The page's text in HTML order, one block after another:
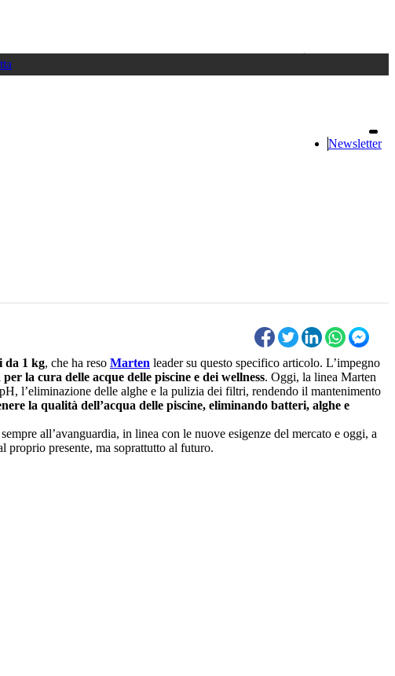
Accedioppure registrati
Newsletter
da 1 kg, che ha reso Marten leader su questo specifico articolo. L’impegno
la cura delle acque delle piscine e dei wellness. Oggi, la linea Marten
l’eliminazione delle alghe e la pulizia dei filtri, rendendo il mantenimento
la qualità dell’acqua delle piscine, eliminando batteri, alghe e
all’avanguardia, in linea con le nuove esigenze del mercato e oggi, a
proprio presente, ma soprattutto al futuro.